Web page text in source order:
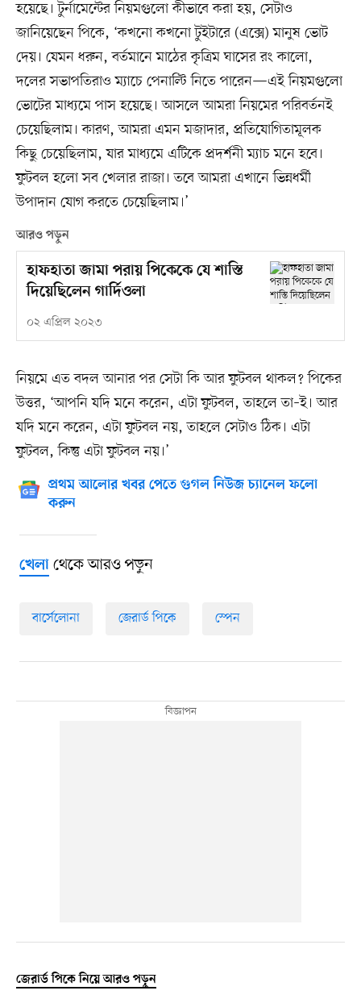
হয়েছে। টুর্নামেন্টের নিয়মগুলো কীভাবে করা হয়, সেটাও
জানিয়েছেন পিকে, ‘কখনো কখনো টুইটারে (এক্সে) মানুষ ভোট
দেয়। যেমন ধরুন, বর্তমানে মাঠের কৃত্রিম ঘাসের রং কালো,
দলের সভাপতিরাও ম্যাচে পেনাল্টি নিতে পারেন—এই নিয়মগুলো
ভোটের মাধ্যমে পাস হয়েছে। আসলে আমরা নিয়মের পরিবর্তনই
চেয়েছিলাম। কারণ, আমরা এমন মজাদার, প্রতিযোগিতামূলক
কিছু চেয়েছিলাম, যার মাধ্যমে এটিকে প্রদর্শনী ম্যাচ মনে হবে।
ফুটবল হলো সব খেলার রাজা। তবে আমরা এখানে ভিন্নধর্মী
উপাদান যোগ করতে চেয়েছিলাম।’
আরও পড়ুন
হাফহাতা জামা পরায় পিকেকে যে শাস্তি
দিয়েছিলেন গার্দিওলা
০২ এপ্রিল ২০২৩
নিয়মে এত বদল আনার পর সেটা কি আর ফুটবল থাকল? পিকের
উত্তর, ‘আপনি যদি মনে করেন, এটা ফুটবল, তাহলে তা–ই। আর
যদি মনে করেন, এটা ফুটবল নয়, তাহলে সেটাও ঠিক। এটা
ফুটবল, কিন্তু এটা ফুটবল নয়।’
প্রথম আলোর খবর পেতে গুগল নিউজ চ্যানেল ফলো
করুন
খেলাথেকে আরও পড়ুন
বার্সেলোনা জেরার্ড পিকে স্পেন
জেরার্ড পিকে নিয়ে আরও পড়ুন